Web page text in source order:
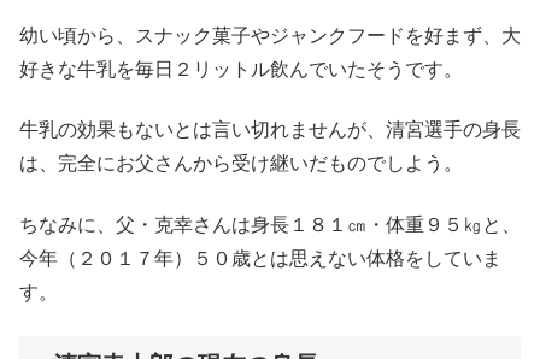
幼い頃から、スナック菓子やジャンクフードを好まず、大
好きな牛乳を毎日２リットル飲んでいたそうです。
牛乳の効果もないとは言い切れませんが、清宮選手の身長
は、完全にお父さんから受け継いだものでしよう。
ちなみに、父・克幸さんは身長１８１㎝・体重９５㎏と、
今年（２０１７年）５０歳とは思えない体格をしていま
す。